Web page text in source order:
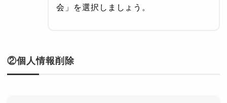
会」を選択しましょう。
②個人情報削除